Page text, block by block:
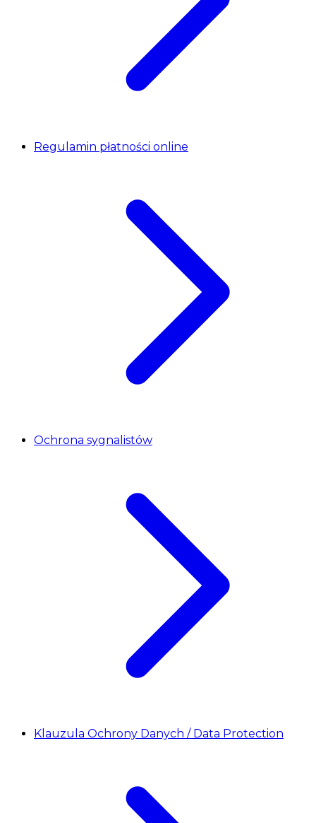
Regulamin płatności online
Ochrona sygnalistów
Klauzula Ochrony Danych / Data Protection